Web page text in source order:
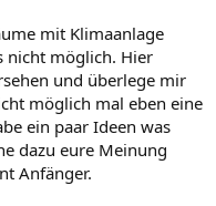
mit Klimaanlage
nicht möglich. Hier
und überlege mir
möglich mal eben eine
ein paar Ideen was
dazu eure Meinung
Anfänger.